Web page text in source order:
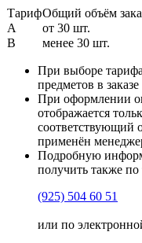
ТарифОбщий объём
A
от 30 шт.
B
менее 30 шт.
При выборе
предметов в
При оформлении
отображается
соответствующий
применён
Подробную
получить также по
(925) 504 60 51
или по